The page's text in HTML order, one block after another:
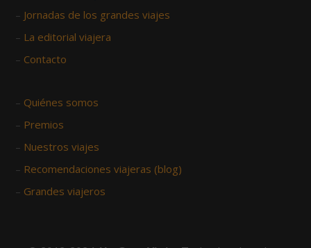
– Jornadas de los grandes viajes
– La editorial viajera
– Contacto
– Quiénes somos
– Premios
– Nuestros viajes
– Recomendaciones viajeras (blog)
– Grandes viajeros